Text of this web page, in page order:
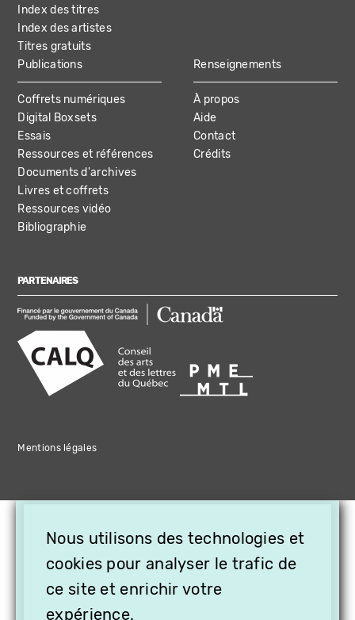
Index des titres
Index des artistes
Titres gratuits
Publications
Coffrets numériques
Digital Boxsets
Essais
Ressources et références
Documents d'archives
Livres et coffrets
Ressources vidéo
Bibliographie
Renseignements
À propos
Aide
Contact
Crédits
PARTENAIRES
Mentions légales
Nous utilisons des technologies et
cookies pour analyser le trafic de
ce site et enrichir votre
expérience.
OFFREZ LA VIDÉO EN
CADEAU, ABONNEZ VOS
PROCHES À VITHÈQUE !